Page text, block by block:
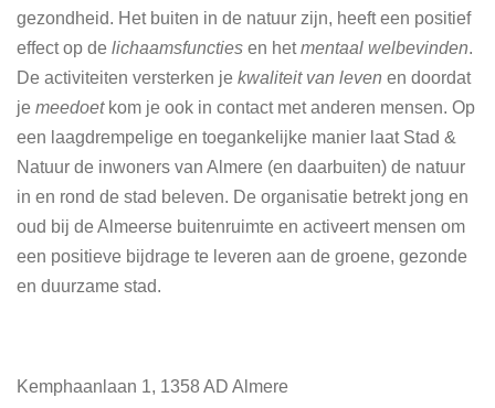
gezondheid. Het buiten in de natuur zijn, heeft een positief
effect op de lichaamsfuncties en hetmentaal welbevinden.
De activiteiten versterken je kwaliteit van leven en doordat
je meedoetkom je ook in contact met anderen mensen. Op
een laagdrempelige en toegankelijke manier laat Stad &
Natuur de inwoners van Almere (en daarbuiten) de natuur
in en rond de stad beleven. De organisatie betrekt jong en
oud bij de Almeerse buitenruimte en activeert mensen om
een positieve bijdrage te leveren aan de groene, gezonde
en duurzame stad.
Kemphaanlaan 1, 1358 AD Almere